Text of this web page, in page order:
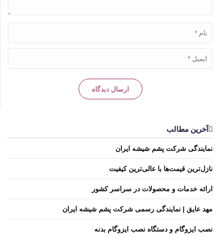
آخرین مطالب
نمایندگی شرکت پشم شیشه ایران
نازل‌ترین قیمت‌ها با عالی‌ترین کیفیت
ارائه خدمات و محصولات در سراسر کشور
مهد عایق | نمایندگی رسمی شرکت پشم شیشه ایران
نصب ایزوگام و دستگاه نصب ایزوگام بدنه